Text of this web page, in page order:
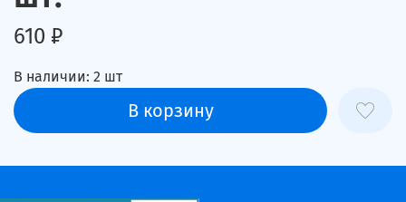
610 ₽
В наличии: 2 шт
В корзину